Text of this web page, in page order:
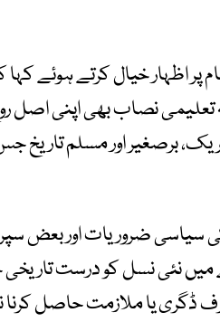
اظہار خیال کرتے ہوئے کہا
تعلیمی نصاب بھی اپنی
برصغیر اور مسلم تاریخ
سیاسی ضروریات اور بعض
نئی نسل کو درست
ڈگری یا ملازمت حاصل کرنا